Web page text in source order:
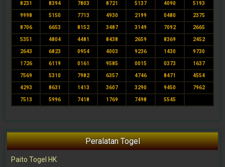
8231 8394 7803 8721 5137 4090 5193
9998 5150 7713 4930 2199 0480 2375
8706 6653 8152 3487 3149 7092 2665
5351 4804 4481 8438 2659 8369 2452
2643 6823 0954 4003 9236 1430 9730
1726 6119 0161 9585 0015 0373 1637
7569 5310 7982 6357 4746 8471 4554
4293 8631 1413 3607 3290 9450 7962
7513 5996 7418 1769 7498 5545
Peralatan Togel
Paito Togel HK